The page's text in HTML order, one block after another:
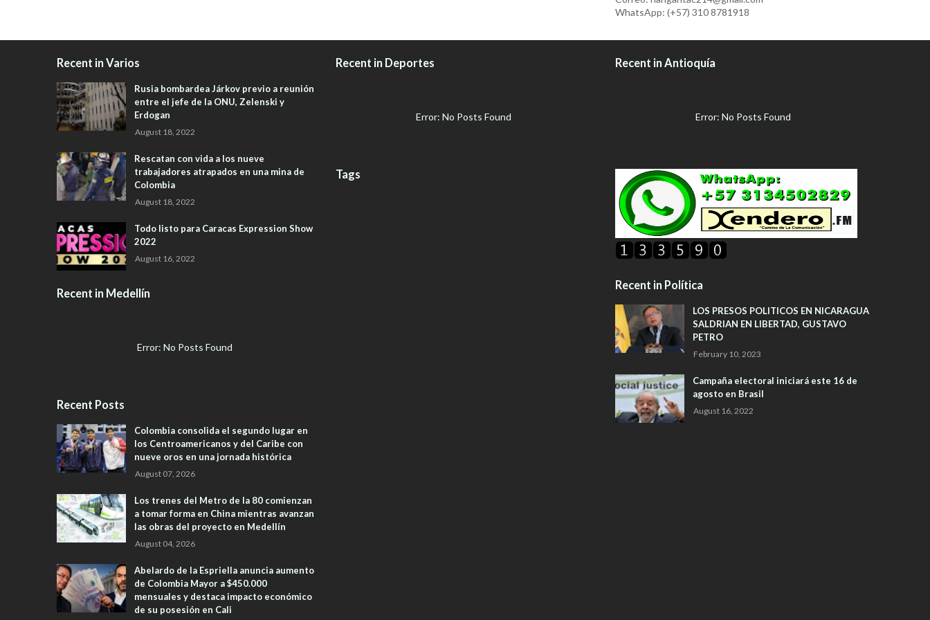
WhatsApp: (+57) 310 8781918
Recent in Varios
Rusia bombardea Járkov previo a reunión
entre el jefe de la ONU, Zelenski y
Erdogan
August 18, 2022
Rescatan con vida a los nueve
trabajadores atrapados en una mina de
Colombia
August 18, 2022
Todo listo para Caracas Expression Show
2022
August 16, 2022
Recent in Medellín
Error: No Posts Found
Recent Posts
Colombia consolida el segundo lugar en
los Centroamericanos y del Caribe con
nueve oros en una jornada histórica
August 07, 2026
Los trenes del Metro de la 80 comienzan
a tomar forma en China mientras avanzan
las obras del proyecto en Medellín
August 04, 2026
Abelardo de la Espriella anuncia aumento
de Colombia Mayor a $450.000
mensuales y destaca impacto económico
de su posesión en Cali
Recent in Deportes
Error: No Posts Found
Tags
Recent in Antioquía
Error: No Posts Found
Recent in Política
LOS PRESOS POLITICOS EN NICARAGUA
SALDRIAN EN LIBERTAD, GUSTAVO
PETRO
February 10, 2023
Campaña electoral iniciará este 16 de
agosto en Brasil
August 16, 2022